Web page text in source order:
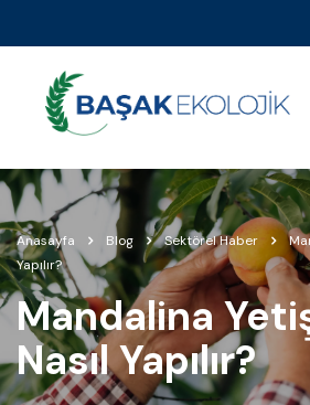
Anasayfa Blog Sektörel Haber
Yapılır?
Mandalina
Nasıl Yapılır?